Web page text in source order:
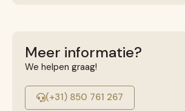
Meer informatie?
We helpen graag!
(+31) 850 761 267